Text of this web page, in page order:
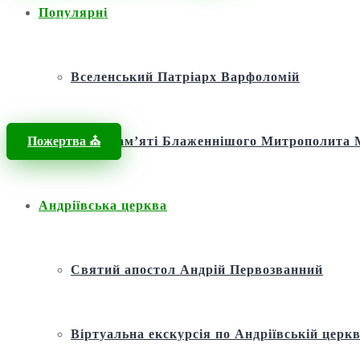
Популярні
Вселенський Патріарх Варфоломій
Фонд пам’яті Блаженнішого
Андріївська церква
Святий апостол Андрій Первозванний
Віртуальна екскурсія по Андріївській
Пожертва ⛪️
Головна / Новини /